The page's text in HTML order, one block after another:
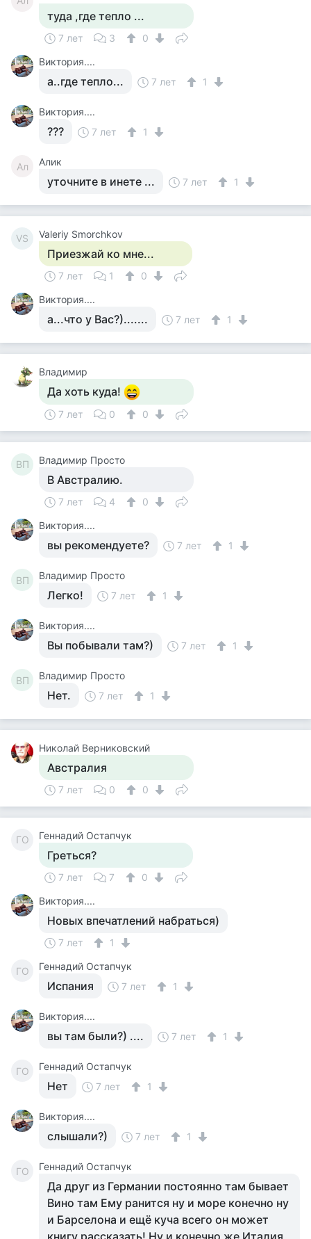
туда ,где тепло ...
7 лет 3
0
Виктория....
а..где тепло... 7 лет 1
Виктория....
??? 7 лет 1
Ал Алик
уточните в инете ... 7 лет 1
VS Valeriy Smorchkov
Приезжай ко мне...
7 лет 1
0
Виктория....
а...что у Вас?)....... 7 лет 1
Владимир
Да хоть куда!
7 лет 0 0
ВП Владимир Просто
В Австралию.
7 лет 4
0
Виктория....
вы рекомендуете? 7 лет 1
ВП Владимир Просто
Легко! 7 лет 1
Виктория....
Вы побывали там?) 7 лет 1
ВП Владимир Просто
Нет. 7 лет 1
Николай Верниковский
Австралия
7 лет 0 0
ГО Геннадий Остапчук
Греться?
7 лет 7
0
Виктория....
Новых впечатлений набраться)
7 лет 1
ГО Геннадий Остапчук
Испания 7 лет 1
Виктория....
вы там были?) .... 7 лет 1
ГО Геннадий Остапчук
Нет 7 лет 1
Виктория....
слышали?) 7 лет 1
ГО Геннадий Остапчук
Да друг из Германии постоянно там бывает
Вино там Ему ранится ну и море конечно ну
и Барселона и ещё куча всего он может
книгу рассказать! Ну и конечно же Италия